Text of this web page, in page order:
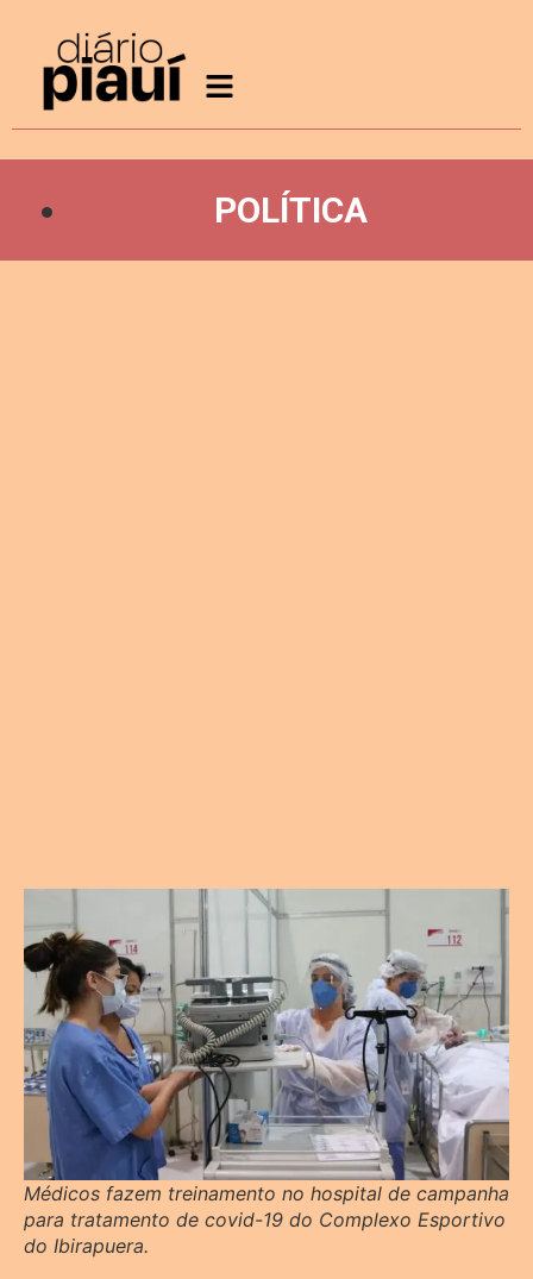
POLÍTICA
Médicos fazem treinamento no hospital de campanha
para tratamento de covid-19 do Complexo Esportivo
do Ibirapuera.